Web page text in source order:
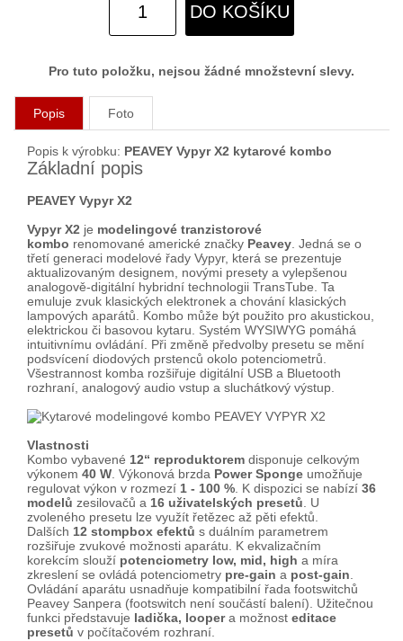
DO KOŠÍKU
Pro tuto položku, nejsou žádné množstevní slevy.
Popis Foto
Popis k výrobku: PEAVEY Vypyr X2 kytarové kombo
Základní popis
PEAVEY Vypyr X2
Vypyr X2 je modelingové tranzistorové
kombo renomované americké značky Peavey. Jedná se o
třetí generaci modelové řady Vypyr, která se prezentuje
aktualizovaným designem, novými presety a vylepšenou
analogově-digitální hybridní technologii TransTube. Ta
emuluje zvuk klasických elektronek a chování klasických
lampových aparátů. Kombo může být použito pro akustickou,
elektrickou či basovou kytaru. Systém WYSIWYG pomáhá
intuitivnímu ovládání. Při změně předvolby presetu se mění
podsvícení diodových prstenců okolo potenciometrů.
Všestrannost komba rozšiřuje digitální USB a Bluetooth
rozhraní, analogový audio vstup a sluchátkový výstup.
Vlastnosti
Kombo vybavené 12“ reproduktorem disponuje celkovým
výkonem 40 W. Výkonová brzda Power Sponge umožňuje
regulovat výkon v rozmezí 1 - 100 %. K dispozici se nabízí 36
modelů zesilovačů a 16 uživatelských presetů. U
zvoleného presetu lze využít řetězec až pěti efektů.
Dalších 12 stompbox efektů s duálním parametrem
rozšiřuje zvukové možnosti aparátu. K ekvalizačním
korekcím slouží potenciometry low, mid, high a míra
zkreslení se ovládá potenciometry pre-gain a post-gain.
Ovládání aparátu usnadňuje kompatibilní řada footswitchů
Peavey Sanpera (footswitch není součástí balení). Užitečnou
funkci představuje ladička, loopera možnost editace
presetů v počítačovém rozhraní.